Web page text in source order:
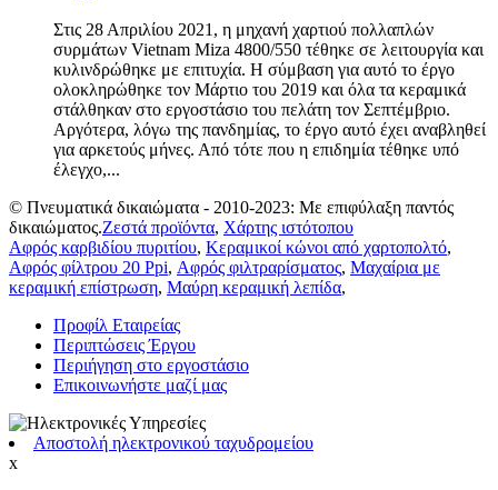
Στις 28 Απριλίου 2021, η μηχανή χαρτιού πολλαπλών
συρμάτων Vietnam Miza 4800/550 τέθηκε σε λειτουργία και
κυλινδρώθηκε με επιτυχία. Η σύμβαση για αυτό το έργο
ολοκληρώθηκε τον Μάρτιο του 2019 και όλα τα κεραμικά
στάλθηκαν στο εργοστάσιο του πελάτη τον Σεπτέμβριο.
Αργότερα, λόγω της πανδημίας, το έργο αυτό έχει αναβληθεί
για αρκετούς μήνες. Από τότε που η επιδημία τέθηκε υπό
έλεγχο,...
© Πνευματικά δικαιώματα - 2010-2023: Με επιφύλαξη παντός
δικαιώματος.Ζεστά προϊόντα, Χάρτης ιστότοπου
Αφρός καρβιδίου πυριτίου, Κεραμικοί κώνοι από χαρτοπολτό,
Αφρός φίλτρου 20 Ppi, Αφρός φιλτραρίσματος, Μαχαίρια με
κεραμική επίστρωση, Μαύρη κεραμική λεπίδα,
Προφίλ Εταιρείας
Περιπτώσεις Έργου
Περιήγηση στο εργοστάσιο
Επικοινωνήστε μαζί μας
Αποστολή ηλεκτρονικού ταχυδρομείου
x